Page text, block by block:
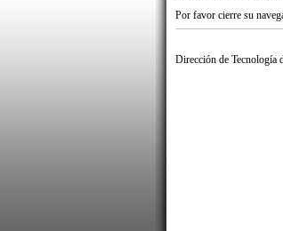
Por favor cierre su
Dirección de Tecnología